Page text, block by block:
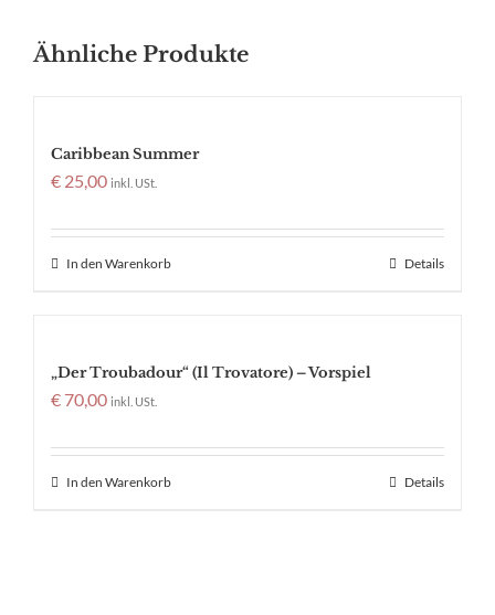
Ähnliche Produkte
Caribbean Summer
€ 25,00 inkl. USt.
In den Warenkorb Details
„Der Troubadour“ (Il Trovatore) – Vorspiel
€ 70,00 inkl. USt.
In den Warenkorb Details